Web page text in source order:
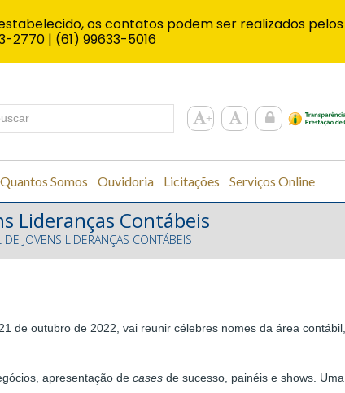
Quantos Somos Ouvidoria Licitações Serviços Online
Lideranças Contábeis
JOVENS LIDERANÇAS CONTÁBEIS
de outubro de 2022, vai reunir célebres nomes da área
apresentação de cases de sucesso, painéis e shows.
os contatos podem ser realizados pelos
2770 | (61) 99633-5016